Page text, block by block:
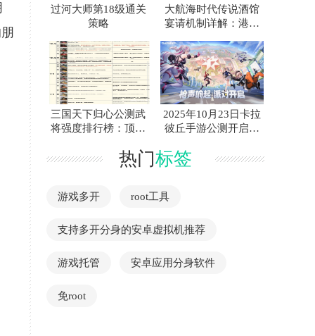
过河大师第18级通关
策略
大航海时代传说酒馆
宴请机制详解：港口
方法
三国天下归心公测武
将强度排行榜：顶级
2025年10月23日卡拉
彼丘手游公测开启，
热门标签
游戏多开 root工具
支持多开分身的安卓虚拟机推荐
游戏托管 安卓应用分身软件
免root